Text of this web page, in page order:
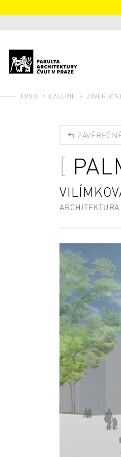
ÚVOD GALERIE